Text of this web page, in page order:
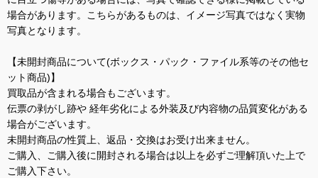
場合があります。こちらがあるものは、イメージ写真ではなく実物
写真となります。
【未開封商品について(ボックス・パック・ファイル系等のその他セ
ット商品)】
買取品が含まれる場合もございます。
伝票の剥がし跡や 経年劣化による外装及び内容物の品質変化がある
場合がございます。
未開封商品の性質上、返品・交換はお受け出来ません。
ご購入、ご購入後に開封される場合は以上を必ずご理解頂いた上で
ご購入下さい。